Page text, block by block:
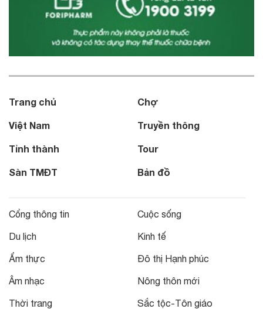
Trang chủ
Việt Nam
Tỉnh thành
Sàn TMĐT
Chợ
Truyền thông
Tour
Bản đồ
Cổng thông tin
Du lịch
Ẩm thực
Âm nhạc
Thời trang
Cuộc sống
Kinh tế
Đô thị Hạnh phúc
Nông thôn mới
Sắc tộc-Tôn giáo